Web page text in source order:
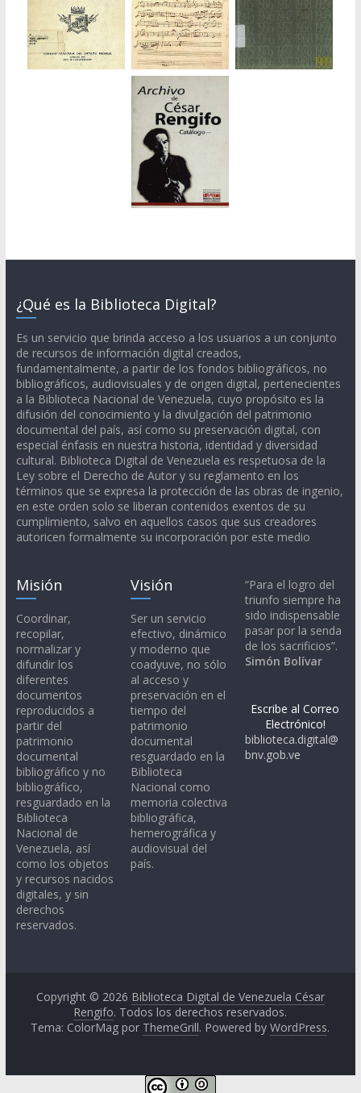
¿Qué es la Biblioteca Digital?
Es un servicio que brinda acceso a los usuarios a un conjunto
de recursos de información digital creados,
fundamentalmente, a partir de los fondos bibliográficos, no
bibliográficos, audiovisuales y de origen digital, pertenecientes
a la Biblioteca Nacional de Venezuela, cuyo propósito es la
difusión del conocimiento y la divulgación del patrimonio
documental del país, así como su preservación digital, con
especial énfasis en nuestra historia, identidad y diversidad
cultural. Biblioteca Digital de Venezuela es respetuosa de la
Ley sobre el Derecho de Autor y su reglamento en los
términos que se expresa la protección de las obras de ingenio,
en este orden solo se liberan contenidos exentos de su
cumplimiento, salvo en aquellos casos que sus creadores
autoricen formalmente su incorporación por este medio
Misión
Coordinar,
recopilar,
normalizar y
difundir los
diferentes
documentos
reproducidos a
partir del
patrimonio
documental
bibliográfico y no
bibliográfico,
resguardado en la
Biblioteca
Nacional de
Venezuela, así
como los objetos
y recursos nacidos
digitales, y sin
derechos
reservados.
Visión
Ser un servicio
efectivo, dinámico
y moderno que
coadyuve, no sólo
al acceso y
preservación en el
tiempo del
patrimonio
documental
resguardado en la
Biblioteca
Nacional como
memoria colectiva
bibliográfica,
hemerográfica y
audiovisual del
país.
“Para el logro del
triunfo siempre ha
sido indispensable
pasar por la senda
de los sacrificios”.
Simón Bolívar
Escribe al Correo
Electrónico!
biblioteca.digital@
bnv.gob.ve
Copyright © 2026 Biblioteca Digital de Venezuela César
Rengifo. Todos los derechos reservados.
Tema: ColorMag por ThemeGrill. Powered byWordPress.